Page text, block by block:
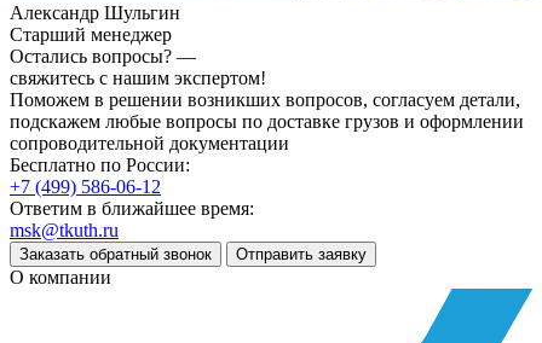
Александр Шульгин
Старший менеджер
Остались вопросы? —
свяжитесь с нашим экспертом!
Поможем в решении возникших вопросов, согласуем детали,
подскажем любые вопросы по доставке грузов и оформлении
сопроводительной документации
Бесплатно по России:
+7 (499) 586-06-12
Ответим в ближайшее время:
msk@tkuth.ru
Заказать обратный звонок Отправить заявку
О компании